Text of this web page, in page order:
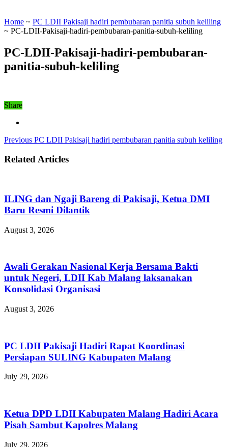
Home ~ PC LDII Pakisaji hadiri pembubaran panitia subuh keliling
~ PC-LDII-Pakisaji-hadiri-pembubaran-panitia-subuh-keliling
PC-LDII-Pakisaji-hadiri-pembubaran-
panitia-subuh-keliling
Share
Previous PC LDII Pakisaji hadiri pembubaran panitia subuh keliling
Related Articles
ILING dan Ngaji Bareng di Pakisaji, Ketua DMI
Baru Resmi Dilantik
August 3, 2026
Awali Gerakan Nasional Kerja Bersama Bakti
untuk Negeri, LDII Kab Malang laksanakan
Konsolidasi Organisasi
August 3, 2026
PC LDII Pakisaji Hadiri Rapat Koordinasi
Persiapan SULING Kabupaten Malang
July 29, 2026
Ketua DPD LDII Kabupaten Malang Hadiri Acara
Pisah Sambut Kapolres Malang
July 29, 2026